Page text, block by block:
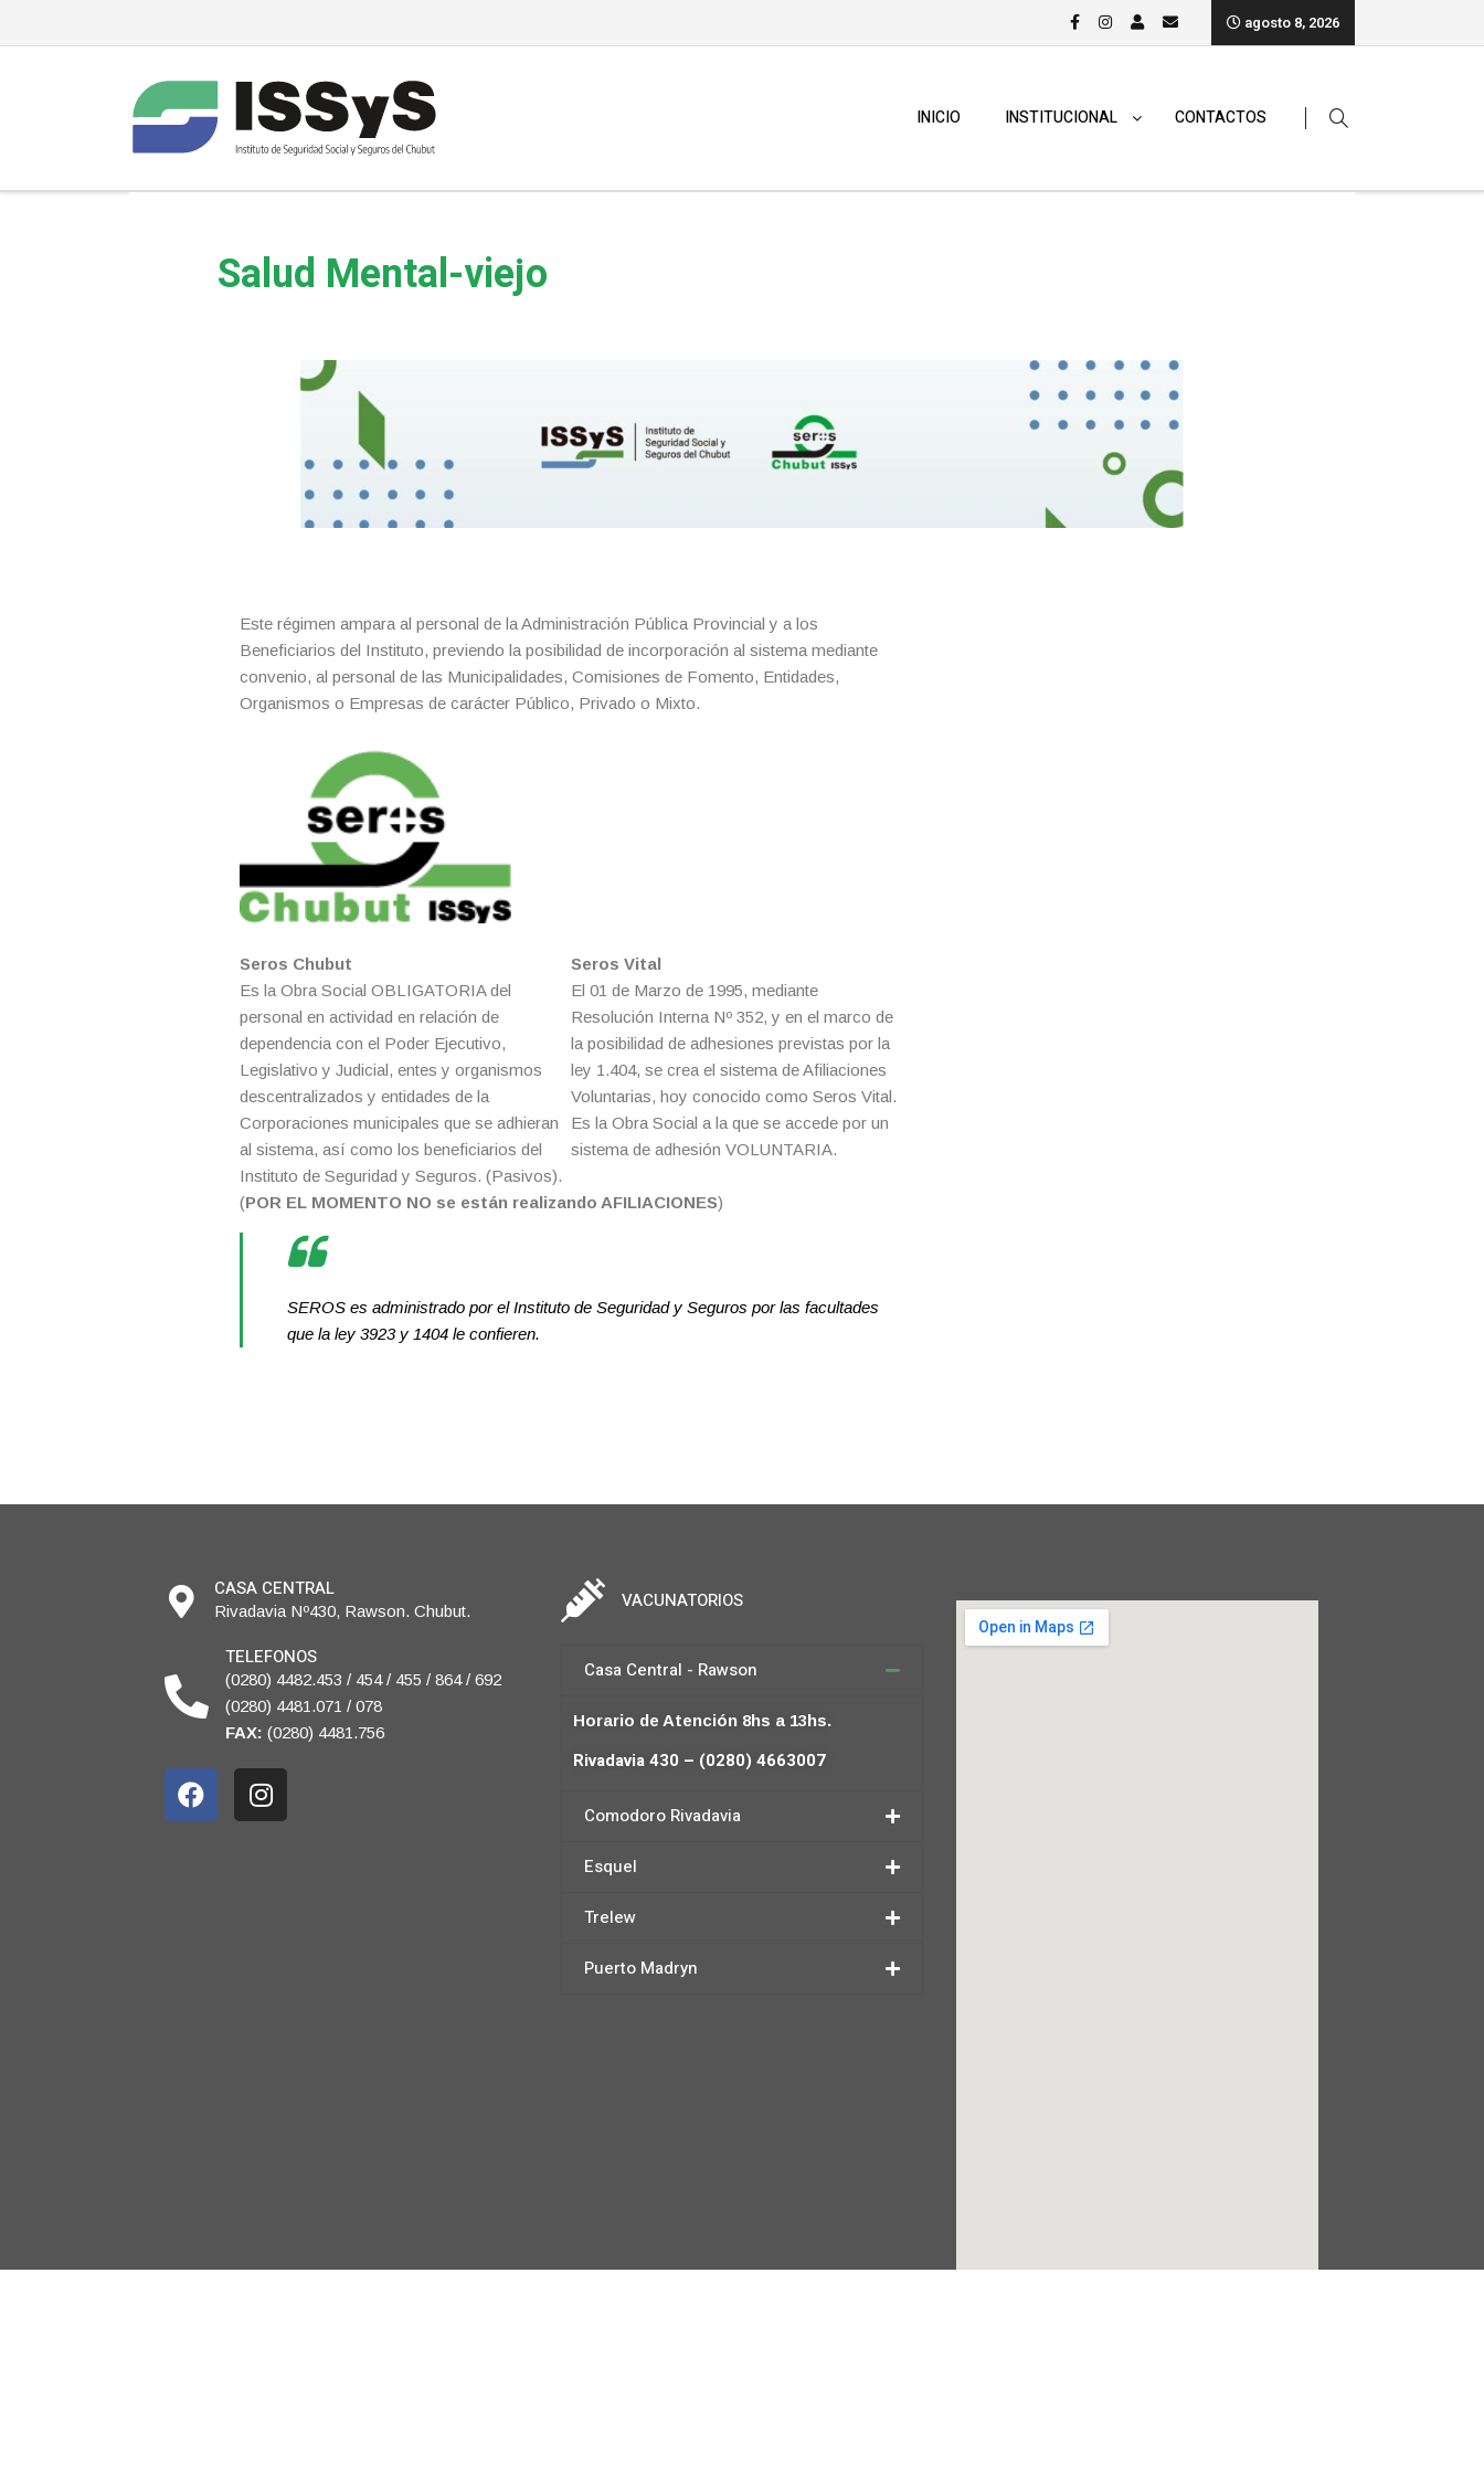
agosto 8, 2026
INICIO INSTITUCIONAL CONTACTOS
Salud Mental-viejo
Este régimen ampara al personal de la Administración Pública Provincial y a los
Beneficiarios del Instituto, previendo la posibilidad de incorporación al sistema mediante
convenio, al personal de las Municipalidades, Comisiones de Fomento, Entidades,
Organismos o Empresas de carácter Público, Privado o Mixto.
Seros Chubut
Es la Obra Social OBLIGATORIA del
personal en actividad en relación de
dependencia con el Poder Ejecutivo,
Legislativo y Judicial, entes y organismos
descentralizados y entidades de la
Corporaciones municipales que se adhieran
al sistema, así como los beneficiarios del
Instituto de Seguridad y Seguros. (Pasivos).
Seros Vital
El 01 de Marzo de 1995, mediante
Resolución Interna Nº 352, y en el marco de
la posibilidad de adhesiones previstas por la
ley 1.404, se crea el sistema de Afiliaciones
Voluntarias, hoy conocido como Seros Vital.
Es la Obra Social a la que se accede por un
sistema de adhesión VOLUNTARIA.
(POR EL MOMENTO NO se están realizando AFILIACIONES)
SEROS es administrado por el Instituto de Seguridad y Seguros por las facultades
que la ley 3923 y 1404 le confieren.
CASA CENTRAL
Rivadavia Nº430, Rawson. Chubut.
TELEFONOS
(0280) 4482.453 / 454 / 455 / 864 / 692
(0280) 4481.071 / 078
FAX: (0280) 4481.756
VACUNATORIOS
Casa Central - Rawson
Horario de Atención 8hs a 13hs.
Rivadavia 430 – (0280) 4663007
Comodoro Rivadavia
Esquel
Trelew
Puerto Madryn